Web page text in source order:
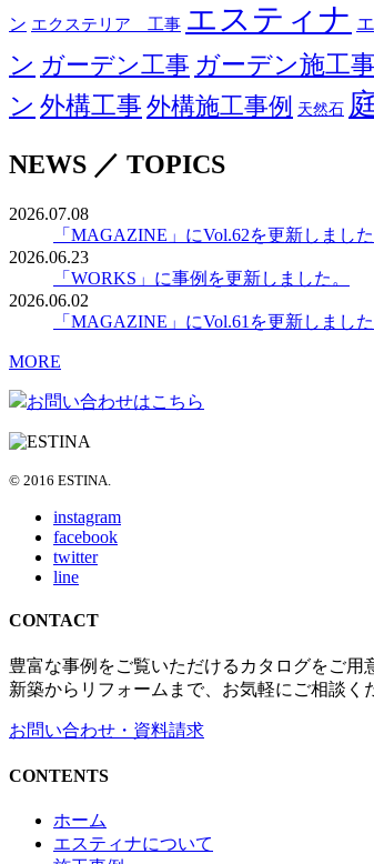
ン エクステリア 工事 エスティナ
ン ガーデン工事 ガーデン施工
ン 外構工事 外構施工事例 天然石
NEWS ／ TOPICS
2026.07.08
「MAGAZINE」にVol.62を更新しました
2026.06.23
「WORKS」に事例を更新しました。
2026.06.02
「MAGAZINE」にVol.61を更新しました
MORE
お問い合わせはこちら
© 2016 ESTINA.
instagram
facebook
twitter
line
CONTACT
豊富な事例をご覧いただけるカタログをご用
新築からリフォームまで、お気軽にご相談く
お問い合わせ・資料請求
CONTENTS
ホーム
エスティナについて